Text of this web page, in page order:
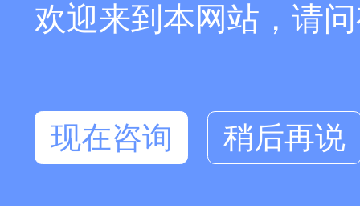
欢迎来到本网站，请
现在咨询 稍后再说